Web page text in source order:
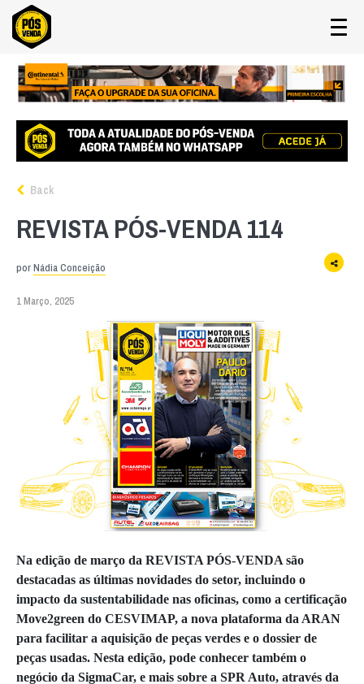
Back
REVISTA PÓS-VENDA 114
porNádia Conceição
1 Março, 2025
Na edição de março da REVISTA PÓS-VENDA são
destacadas as últimas novidades do setor, incluindo o
impacto da sustentabilidade nas oficinas, como a certificação
Move2green do CESVIMAP, a nova plataforma da ARAN
para facilitar a aquisição de peças verdes e o dossier de
peças usadas. Nesta edição, pode conhecer também o
negócio da SigmaCar, e mais sobre a SPR Auto, através da